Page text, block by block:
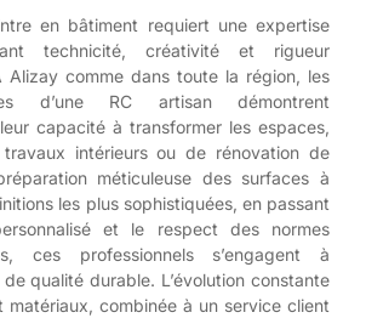
en bâtiment requiert une expertise
technicité, créativité et rigueur
Alizay comme dans toute la région, les
d’une RC artisan démontrent
capacité à transformer les espaces,
travaux intérieurs ou de rénovation de
méticuleuse des surfaces à
les plus sophistiquées, en passant
et le respect des normes
ces professionnels s’engagent à
qualité durable. L’évolution constante
matériaux, combinée à un service client